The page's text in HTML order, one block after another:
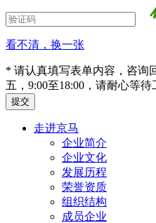
看不清，换一张
* 请认真填写表单内容，咨询
五，9:00至18:00，请耐心等待
走进京马
企业简介
企业文化
发展历程
荣誉资质
组织结构
成员企业